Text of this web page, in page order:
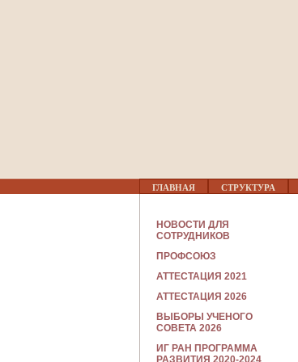
Л
ГЛАВНАЯ СТРУКТУРА
М
НОВОСТИ ДЛЯ
СОТРУДНИКОВ
ПРОФСОЮЗ
АТТЕСТАЦИЯ 2021
АТТЕСТАЦИЯ 2026
ВЫБОРЫ УЧЕНОГО
СОВЕТА 2026
ИГ РАН ПРОГРАММА
РАЗВИТИЯ 2020-2024